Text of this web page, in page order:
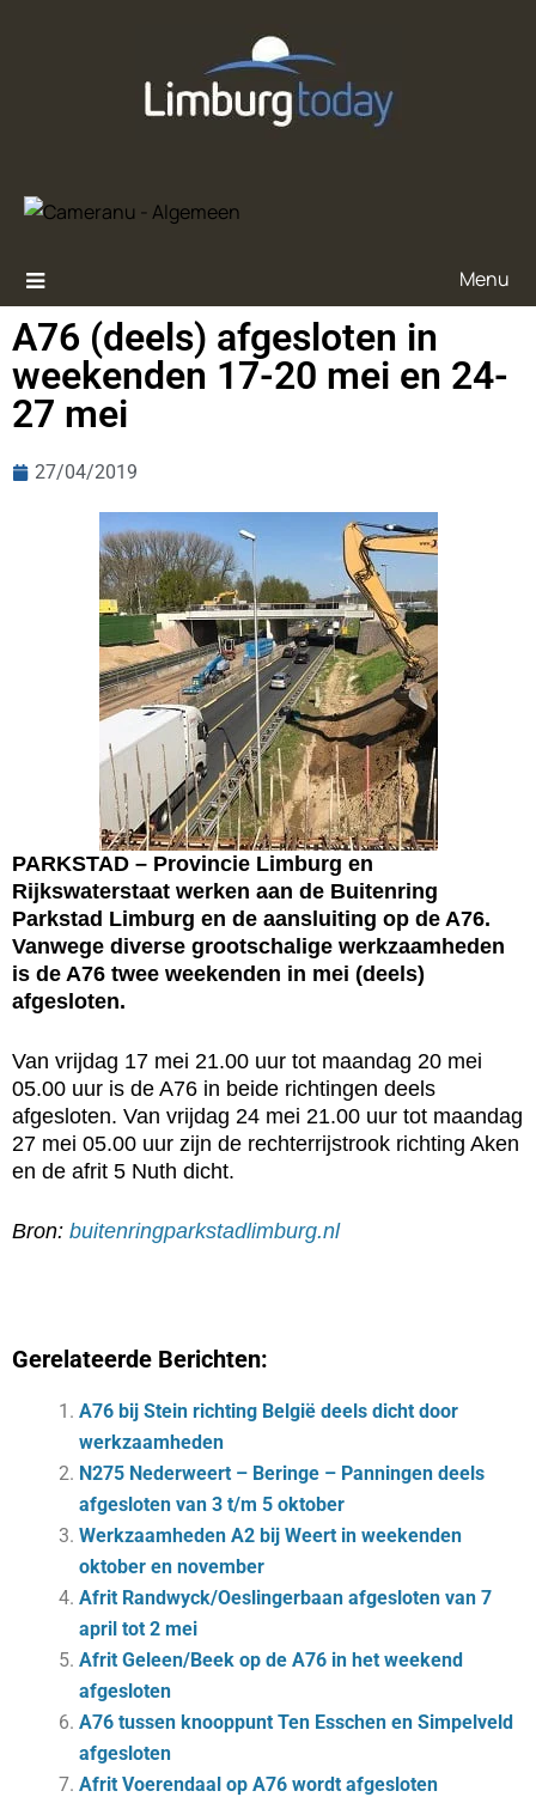
Menu
A76 (deels) afgesloten in
weekenden 17-20 mei en 24-
27 mei
27/04/2019
PARKSTAD – Provincie Limburg en
Rijkswaterstaat werken aan de Buitenring
Parkstad Limburg en de aansluiting op de A76.
Vanwege diverse grootschalige werkzaamheden
is de A76 twee weekenden in mei (deels)
afgesloten.
Van vrijdag 17 mei 21.00 uur tot maandag 20 mei
05.00 uur is de A76 in beide richtingen deels
afgesloten. Van vrijdag 24 mei 21.00 uur tot maandag
27 mei 05.00 uur zijn de rechterrijstrook richting Aken
en de afrit 5 Nuth dicht.
Bron: buitenringparkstadlimburg.nl
Gerelateerde Berichten:
A76 bij Stein richting België deels dicht door
werkzaamheden
N275 Nederweert – Beringe – Panningen deels
afgesloten van 3 t/m 5 oktober
Werkzaamheden A2 bij Weert in weekenden
oktober en november
Afrit Randwyck/Oeslingerbaan afgesloten van 7
april tot 2 mei
Afrit Geleen/Beek op de A76 in het weekend
afgesloten
A76 tussen knooppunt Ten Esschen en Simpelveld
afgesloten
Afrit Voerendaal op A76 wordt afgesloten